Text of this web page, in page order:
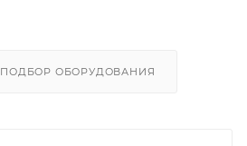
ПОДБОР ОБОРУДОВАНИЯ